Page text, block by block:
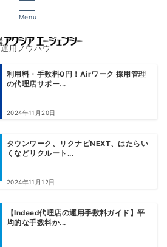
Menu
運用ノウハウ
利用料・手数料0円！Airワーク 採用管理
の代理店サポー...
2024年11月20日
タウンワーク、リクナビNEXT、はたらい
くなどリクルート...
2024年11月12日
【Indeed代理店の運用手数料ガイド】平
均的な手数料か...